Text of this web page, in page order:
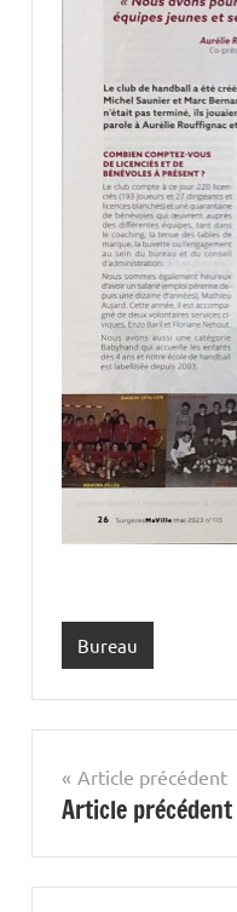
Bureau
Navigation
de
l’article
Article précédent
Article précédent